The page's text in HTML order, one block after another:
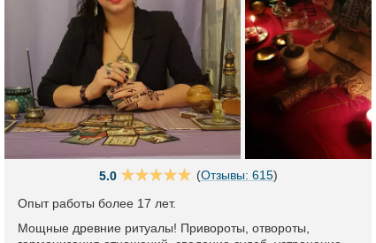
5.0 (Отзывы: 615)
Опыт работы более 17 лет.
Мощные древние ритуалы! Привороты, отвороты,